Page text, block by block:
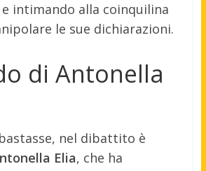
e intimando alla coinquilina
le sue dichiarazioni.
di Antonella
nel dibattito è
Elia, che ha